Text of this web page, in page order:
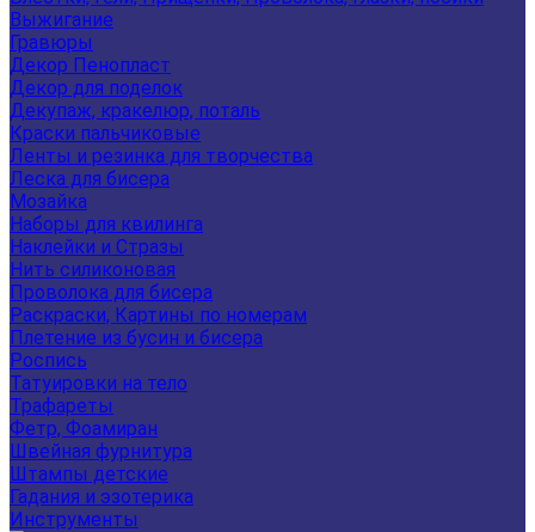
Выжигание
Гравюры
Декор Пенопласт
Декор для поделок
Декупаж, кракелюр, поталь
Краски пальчиковые
Ленты и резинка для творчества
Леска для бисера
Мозайка
Наборы для квилинга
Наклейки и Стразы
Нить силиконовая
Проволока для бисера
Раскраски, Картины по номерам
Плетение из бусин и бисера
Роспись
Татуировки на тело
Трафареты
Фетр, Фоамиран
Швейная фурнитура
Штампы детские
Гадания и эзотерика
Инструменты